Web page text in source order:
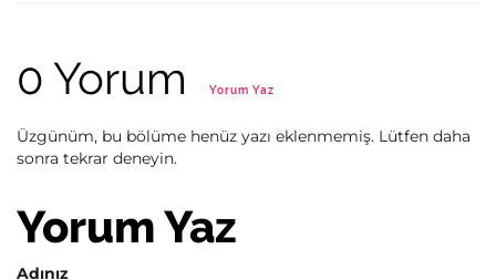
0 Yorum Yorum Yaz
Üzgünüm, bu bölüme henüz yazı eklenmemiş. Lütfen daha
sonra tekrar deneyin.
Yorum Yaz
Adınız